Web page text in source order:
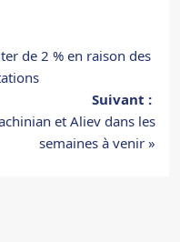
de 2 % en raison des
Suivant :
et Aliev dans les
semaines à venir »